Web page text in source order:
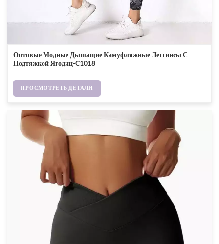
Оптовые Модные Дышащие Камуфляжные Леггинсы С
Подтяжкой Ягодиц-C1018
ПРОСМОТРЕТЬ ДЕТАЛИ